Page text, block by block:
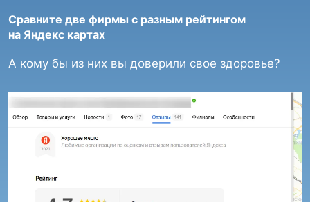
Сравните две фирмы с разным рейтингом
на Яндекс картах
А кому бы из них вы доверили свое здоровье?